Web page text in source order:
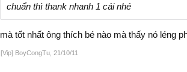
chuẩn thì thank nhanh 1 cái nhé
mà tốt nhất ông thích bé nào mà thấy nó léng
[Vip] BoyCongTu 21/10/11